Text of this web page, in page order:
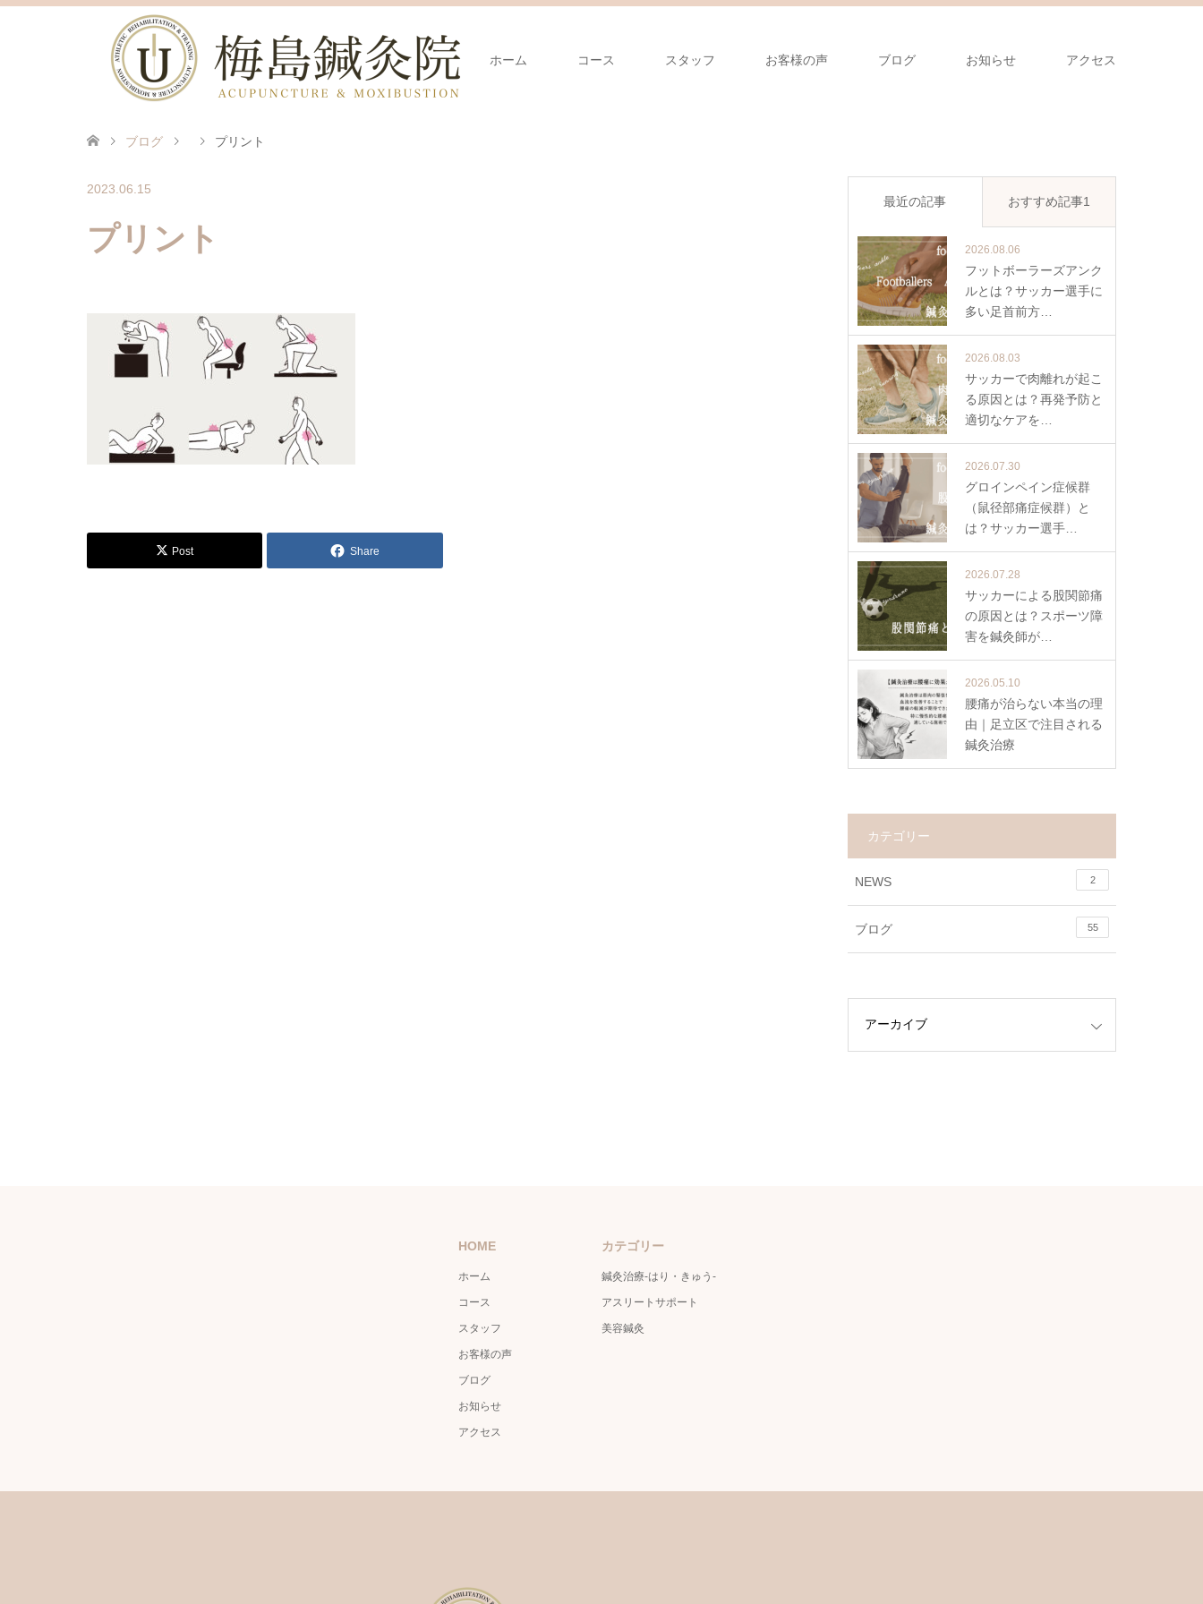
ホーム コース スタッフ お客様の声 ブログ お知らせ アクセス
ブログ プリント
2023.06.15
プリント
Post Share
最近の記事 おすすめ記事1
2026.08.06
フットボーラーズアンク
ルとは？サッカー選手に
多い足首前方…
2026.08.03
サッカーで肉離れが起こ
る原因とは？再発予防と
適切なケアを…
2026.07.30
グロインペイン症候群
（鼠径部痛症候群）と
は？サッカー選手…
2026.07.28
サッカーによる股関節痛
の原因とは？スポーツ障
害を鍼灸師が…
2026.05.10
腰痛が治らない本当の理
由｜足立区で注目される
鍼灸治療
カテゴリー
NEWS 2
ブログ 55
HOME
ホーム
コース
スタッフ
お客様の声
ブログ
お知らせ
アクセス
カテゴリー
鍼灸治療-はり・きゅう-
アスリートサポート
美容鍼灸